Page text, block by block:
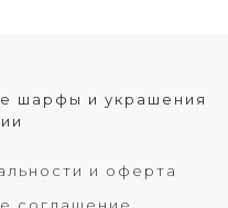
шарфы и украшения
и оферта